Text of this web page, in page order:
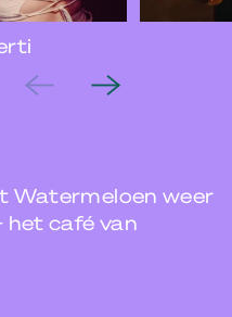
Watermeloen weer
het café van